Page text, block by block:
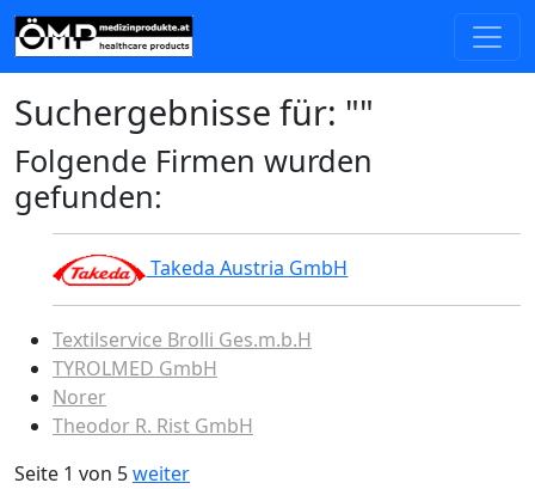
Suchergebnisse für: ""
Folgende Firmen wurden
gefunden:
Takeda Austria GmbH
Textilservice Brolli Ges.m.b.H
TYROLMED GmbH
Norer
Theodor R. Rist GmbH
Seite 1 von 5weiter